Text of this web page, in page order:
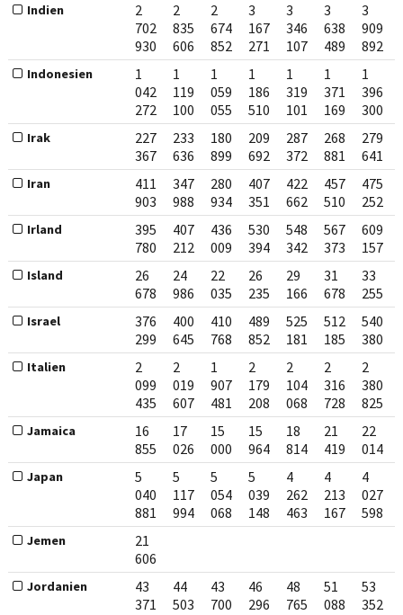
Indien
2
702
930
2
835
606
2
674
852
3
167
271
3
346
107
3
638
489
3
909
892
Indonesien
1
042
272
1
119
100
1
059
055
1
186
510
1
319
101
1
371
169
1
396
300
Irak
227
367
233
636
180
899
209
692
287
372
268
881
279
641
Iran
411
903
347
988
280
934
407
351
422
662
457
510
475
252
Irland
395
780
407
212
436
009
530
394
548
342
567
373
609
157
Island
26
678
24
986
22
035
26
235
29
166
31
678
33
255
Israel
376
299
400
645
410
768
489
852
525
181
512
185
540
380
Italien
2
099
435
2
019
607
1
907
481
2
179
208
2
104
068
2
316
728
2
380
825
Jamaica
16
855
17
026
15
000
15
964
18
814
21
419
22
014
Japan
5
040
881
5
117
994
5
054
068
5
039
148
4
262
463
4
213
167
4
027
598
Jemen
21
606
Jordanien
43
371
44
503
43
700
46
296
48
765
51
088
53
352